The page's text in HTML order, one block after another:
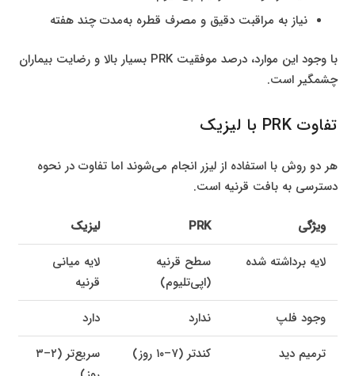
نیاز به مراقبت دقیق و مصرف قطره به‌مدت چند هفته
با وجود این موارد، درصد موفقیت PRK بسیار بالا و رضایت بیماران
چشمگیر است.
تفاوت PRK با لیزیک
هر دو روش با استفاده از لیزر انجام می‌شوند اما تفاوت در نحوه
دسترسی به بافت قرنیه است.
ویژگی PRK
لیزیک
لایه برداشته شده
سطح قرنیه
(اپی‌تلیوم)
لایه میانی
قرنیه
وجود فلپ
ندارد
دارد
ترمیم دید
کندتر (۷–۱۰ روز)
سریع‌تر (۲–۳